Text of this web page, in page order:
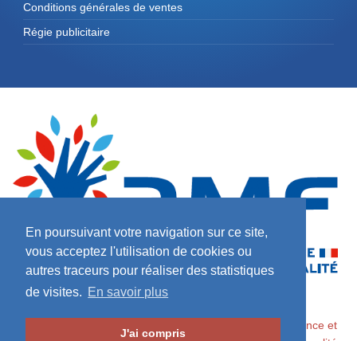
En poursuivant votre navigation sur ce site,
vous acceptez l'utilisation de cookies ou
autres traceurs pour réaliser des statistiques
de visites. En savoir plus
J'ai compris
Conditions générales de ventes
Régie publicitaire
Maires de France / Association des Maires de France et